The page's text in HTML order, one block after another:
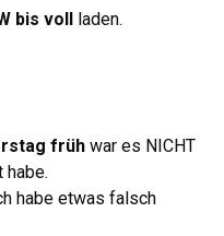
bis voll laden.
früh war es NICHT
habe etwas falsch